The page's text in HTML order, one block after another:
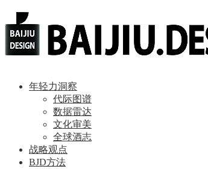
年轻力洞察
代际图谱
数据雷达
文化审美
全球酒志
战略观点
BJD方法